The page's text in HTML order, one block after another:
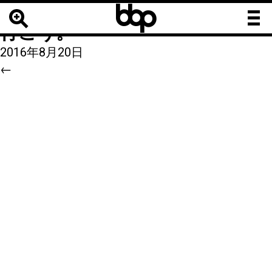
bbb
47
WEBサイトは「https」で
行こう。
2016年8月20日
←